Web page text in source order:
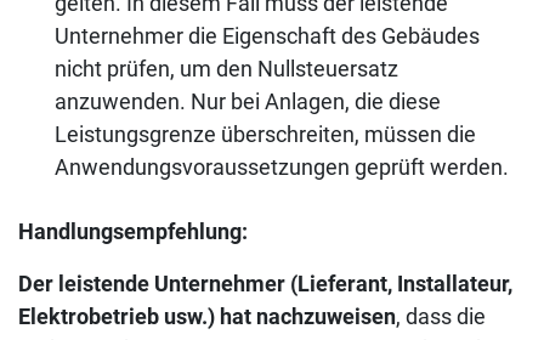
Unternehmer die Eigenschaft des Gebäudes
nicht prüfen, um den Nullsteuersatz
anzuwenden. Nur bei Anlagen, die diese
Leistungsgrenze überschreiten, müssen die
Anwendungsvoraussetzungen geprüft werden.
Handlungsempfehlung:
Der leistende Unternehmer (Lieferant, Installateur,
Elektrobetrieb usw.) hat nachzuweisen, dass die